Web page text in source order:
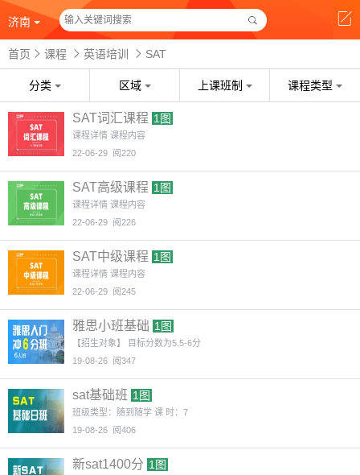
济南
首页 课程 英语培训 SAT
分类 区域 上课班制 课程类型
SAT词汇课程 1图
课程详情 课程内容
22-06-29 阅220
SAT高级课程 1图
课程详情 课程内容
22-06-29 阅226
SAT中级课程 1图
课程详情 课程内容
22-06-29 阅245
雅思小班基础 1图
【招生对象】 目标分数为5.5-6分
19-08-26 阅347
sat基础班 1图
班级类型：随到随学 课 时：7
19-08-26 阅406
新sat1400分 1图